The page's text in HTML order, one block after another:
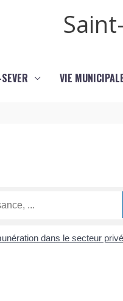
VIE
dans le secteur privé